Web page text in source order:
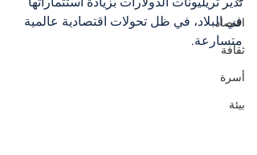
اقتصاد
ثقافة
أسرة
بيئة
في البلاد، في ظل تحولات اقتصادية عالمية
متسارعة.